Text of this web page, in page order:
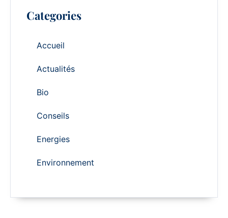
Categories
Accueil
Actualités
Bio
Conseils
Energies
Environnement